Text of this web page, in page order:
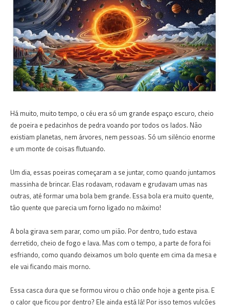
Há muito, muito tempo, o céu era só um grande espaço escuro, cheio
de poeira e pedacinhos de pedra voando por todos os lados. Não
existiam planetas, nem árvores, nem pessoas. Só um silêncio enorme
e um monte de coisas flutuando.
Um dia, essas poeiras começaram a se juntar, como quando juntamos
massinha de brincar. Elas rodavam, rodavam e grudavam umas nas
outras, até formar uma bola bem grande. Essa bola era muito quente,
tão quente que parecia um forno ligado no máximo!
A bola girava sem parar, como um pião. Por dentro, tudo estava
derretido, cheio de fogo e lava. Mas com o tempo, a parte de fora foi
esfriando, como quando deixamos um bolo quente em cima da mesa e
ele vai ficando mais morno.
Essa casca dura que se formou virou o chão onde hoje a gente pisa. E
o calor que ficou por dentro? Ele ainda está lá! Por isso temos vulcões